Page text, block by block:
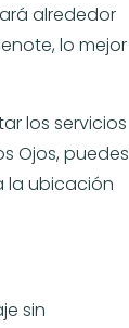
alrededor
lo mejor
los servicios
Ojos, puedes
la ubicación
sin